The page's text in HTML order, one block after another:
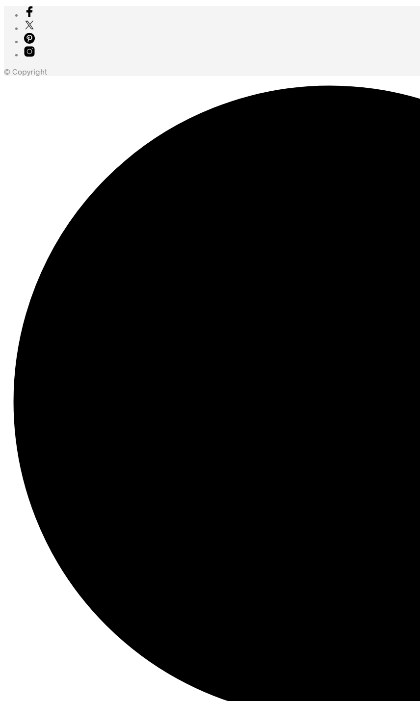
© Copyright